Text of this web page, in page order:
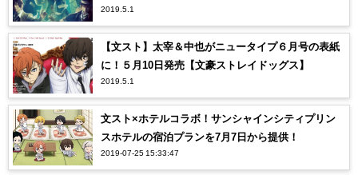
2019.5.1
【文スト】太宰＆中也がニュータイプ６月号の表紙
に！５月10日発売【文豪ストレイドッグス】
2019.5.1
文スト×ホテルコラボ！サンシャインシティプリン
スホテルの宿泊プランを7月7日から提供！
2019-07-25 15:33:47